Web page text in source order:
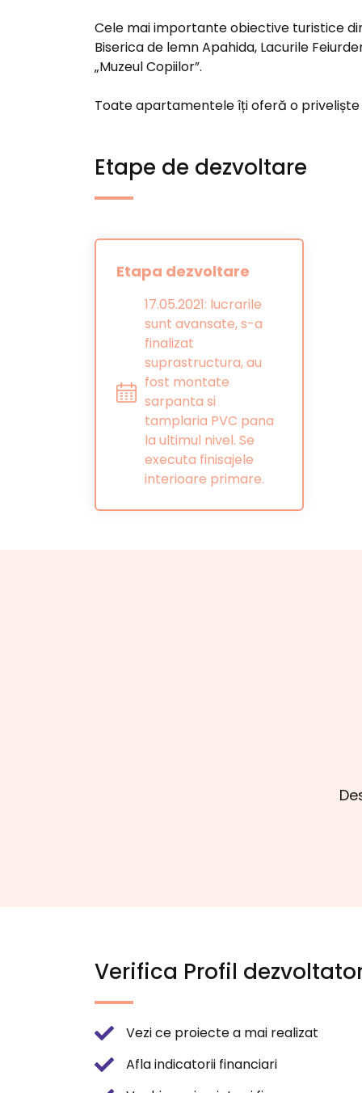
Cele mai importante obiective turistice
Biserica de lemn Apahida, Lacurile
„Muzeul Copiilor”.
Toate apartamentele îți oferă o
Etape de dezvoltare
Etapa dezvoltare
17.05.2021: lucrarile
sunt avansate, s-a
finalizat
suprastructura, au
fost montate
sarpanta si
tamplaria PVC pana
la ultimul nivel. Se
executa finisajele
interioare primare.
Verifica Profil
Vezi ce proiecte a mai realizat
Afla indicatorii financiari